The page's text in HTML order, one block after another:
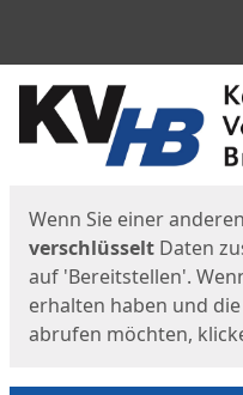
Start
Wenn Sie einer
verschlüsselt Daten
auf 'Bereitstellen'.
erhalten haben und
abrufen möchten,